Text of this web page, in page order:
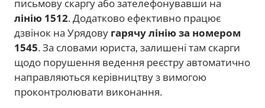
письмову скаргу або зателефонувавши на
лінію 1512. Додатково ефективно працює
дзвінок на Урядову гарячу лінію за номером
1545. За словами юриста, залишені там скарги
щодо порушення ведення реєстру автоматично
направляються керівництву з вимогою
проконтролювати виконання.